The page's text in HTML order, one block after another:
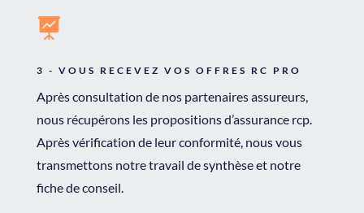

3 - VOUS RECEVEZ VOS OFFRES RC PRO
Après consultation de nos partenaires assureurs,
nous récupérons les propositions d’assurance rcp.
Après vérification de leur conformité, nous vous
transmettons notre travail de synthèse et notre
fiche de conseil.